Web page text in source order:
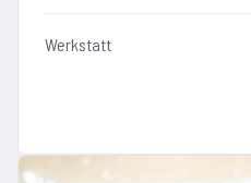
Werkstatt